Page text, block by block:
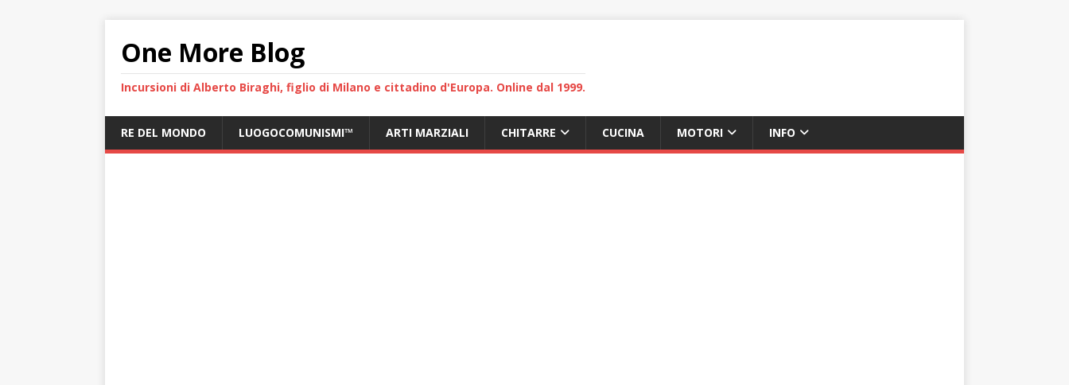
One More Blog
Incursioni di Alberto Biraghi, figlio di Milano e cittadino d'Europa. Online dal 1999.
RE DEL MONDO LUOGOCOMUNISMI™ ARTI MARZIALI CHITARRE CUCINA MOTORI INFO